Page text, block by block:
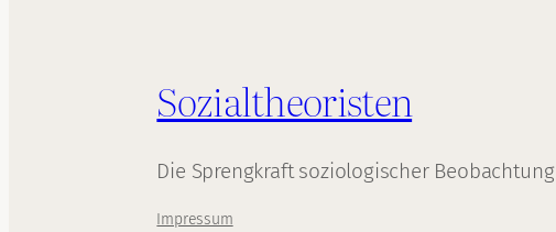
Sozialtheoristen
Die Sprengkraft soziologischer Beobachtung
Impressum